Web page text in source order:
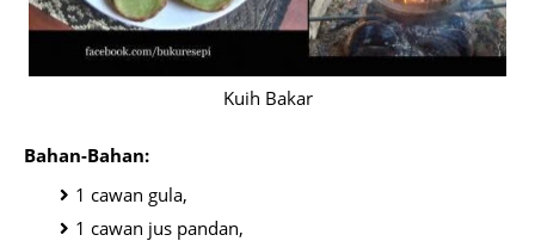
Kuih Bakar
Bahan-Bahan:
1 cawan gula,
1 cawan jus pandan,